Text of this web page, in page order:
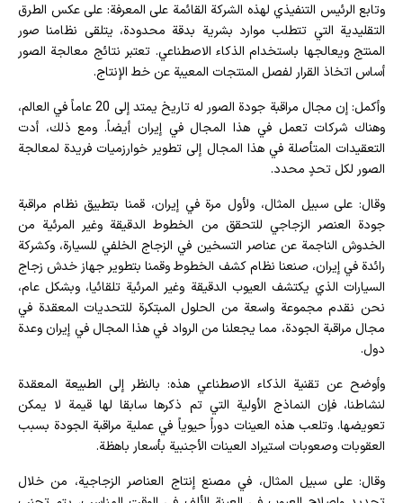
وتابع الرئيس التنفيذي لهذه الشركة القائمة على المعرفة: على عكس الطرق
التقليدية التي تتطلب موارد بشرية بدقة محدودة، يتلقى نظامنا صور
المنتج ويعالجها باستخدام الذكاء الاصطناعي. تعتبر نتائج معالجة الصور
أساس اتخاذ القرار لفصل المنتجات المعيبة عن خط الإنتاج.
وأكمل: إن مجال مراقبة جودة الصور له تاريخ يمتد إلى 20 عاماً في العالم،
وهناك شركات تعمل في هذا المجال في إيران أيضاً. ومع ذلك، أدت
التعقيدات المتأصلة في هذا المجال إلى تطوير خوارزميات فريدة لمعالجة
الصور لكل تحدٍ محدد.
وقال: على سبيل المثال، ولأول مرة في إيران، قمنا بتطبيق نظام مراقبة
جودة العنصر الزجاجي للتحقق من الخطوط الدقيقة وغير المرئية من
الخدوش الناجمة عن عناصر التسخين في الزجاج الخلفي للسيارة، وكشركة
رائدة في إيران، صنعنا نظام كشف الخطوط وقمنا بتطوير جهاز خدش زجاج
السيارات الذي يكتشف العيوب الدقيقة وغير المرئية تلقائيا، وبشكل عام،
نحن نقدم مجموعة واسعة من الحلول المبتكرة للتحديات المعقدة في
مجال مراقبة الجودة، مما يجعلنا من الرواد في هذا المجال في إيران وعدة
دول.
وأوضح عن تقنية الذكاء الاصطناعي هذه: بالنظر إلى الطبيعة المعقدة
لنشاطنا، فإن النماذج الأولية التي تم ذكرها سابقا لها قيمة لا يمكن
تعويضها. وتلعب هذه العينات دوراً حيوياً في عملية مراقبة الجودة بسبب
العقوبات وصعوبات استيراد العينات الأجنبية بأسعار باهظة.
وقال: على سبيل المثال، في مصنع إنتاج العناصر الزجاجية، من خلال